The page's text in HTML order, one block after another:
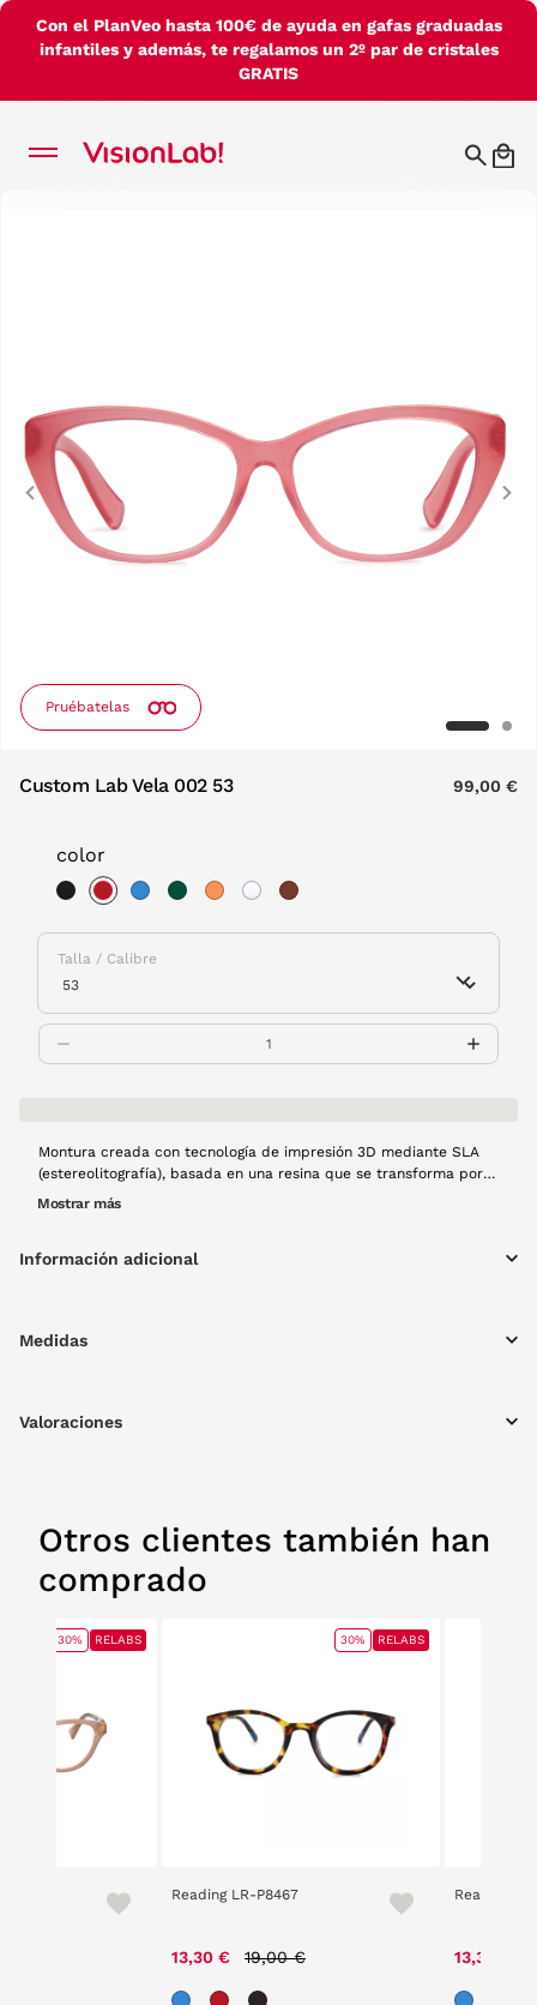
Con el PlanVeo hasta 100€ de ayuda en gafas graduadas
infantiles y además, te regalamos un 2º par de cristales
GRATIS
Pruébatelas
Previous
Custom Lab Vela 002 53 99,00 €
color
Talla / Calibre
Montura creada con tecnología de impresión 3D mediante SLA
(estereolitografía), basada en una resina que se transforma por
acción de la luz en una montura estética premium con acabado
fabrica lo que se consume. Modelo Vela en color negro de alta
Mostrar más
Información adicional
Medidas
Valoraciones
Otros clientes también han
comprado
30% RELABS
Reading LR-P8467
13,30 € 19,00 €
30% RELABS
Reading
13,30 €